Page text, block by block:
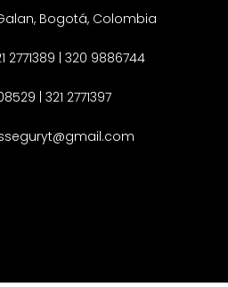
Bogotá, Colombia
2771389 | 320 9886744
| 321 2771397